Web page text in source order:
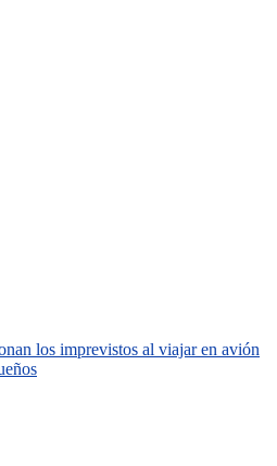
los imprevistos al viajar en avión